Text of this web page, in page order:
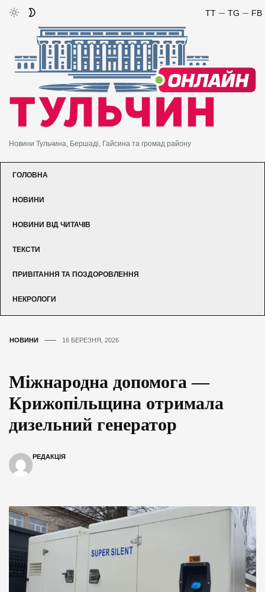
FB
TG
TT
Новини Тульчина, Бершаді, Гайсина та громад району
ГОЛОВНА
НОВИНИ
НОВИНИ ВІД ЧИТАЧІВ
ТЕКСТИ
ПРИВІТАННЯ ТА ПОЗДОРОВЛЕННЯ
НЕКРОЛОГИ
НОВИНИ 16 БЕРЕЗНЯ, 2026
Міжнародна допомога —
Крижопільщина отримала
дизельний генератор
РЕДАКЦІЯ